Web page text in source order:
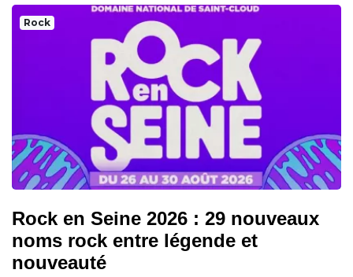
Rock
Rock en Seine 2026 : 29 nouveaux
noms rock entre légende et
nouveauté